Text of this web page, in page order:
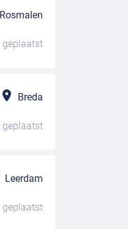
Rosmalen
geplaatst
Breda
geplaatst
Leerdam
geplaatst